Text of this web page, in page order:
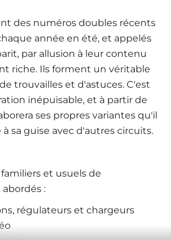
des numéros doubles récents
année en été, et appelés
par allusion à leur contenu
riche. Ils forment un véritable
trouvailles et d'astuces. C'est
inépuisable, et à partir de
ses propres variantes qu'il
sa guise avec d'autres circuits.
et usuels de
:
régulateurs et chargeurs